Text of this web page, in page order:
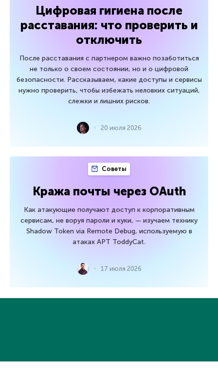
Цифровая гигиена после
расставания: что проверить и
отключить
После расставания с партнером важно позаботиться
не только о своем состоянии, но и о цифровой
безопасности. Рассказываем, какие доступы и сервисы
нужно проверить, чтобы избежать неловких ситуаций,
слежки и лишних рисков.
20 июля 2026
Советы
Кража почты через OAuth
Как атакующие получают доступ к корпоративным
сервисам, не воруя пароли и куки, — изучаем технику
Shadow Token via Remote Debug, используемую в
атаках APT ToddyCat.
17 июля 2026